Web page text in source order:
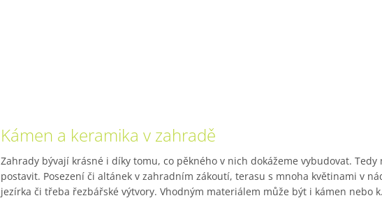
Kámen a keramika v zahradě
Zahrady bývají krásné i díky tomu, co pěkného v nich dokážeme vybudovat.
postavit. Posezení či altánek v zahradním zákoutí, terasu s mnoha květinami v
jezírka či třeba řezbářské výtvory. Vhodným materiálem může být i kámen nebo